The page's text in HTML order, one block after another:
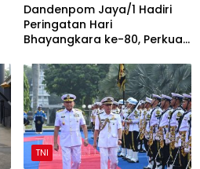
Dandenpom Jaya/1 Hadiri
Peringatan Hari
Bhayangkara ke-80, Perkuat
TNI